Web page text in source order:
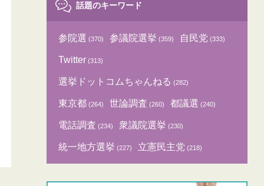
話題のキーワード
参院選 (370) 参議院選挙 (359) 自民党 (333)
Twitter (313)
選挙ドットコムちゃんねる (282)
東京都 (264) 世論調査 (260) 都議選 (240)
電話調査 (234) 衆議院選挙 (230)
統一地方選挙 (227) 立憲民主党 (218)